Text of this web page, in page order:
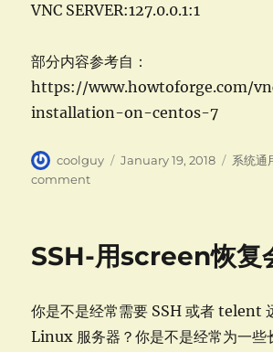
VNC SERVER:127.0.0.1:1
部分内容参考自：
https://www.howtoforge.com/
installation-on-centos-7
Author
coolguy
Posted
January 19, 2018 系统通
commenton
连
置
与
SSH-用screen恢复
你是不是经常需要 SSH 或者 telent
Linux 服务器？你是不是经常为一些